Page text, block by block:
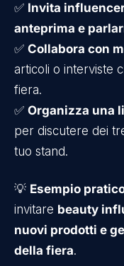
✅ Invita
anteprima e
✅ Collabora con
articoli o interviste
fiera.
✅ Organizza una
per discutere dei
tuo stand.
💡 Esempio
invitare beauty
nuovi prodotti e
della fiera.